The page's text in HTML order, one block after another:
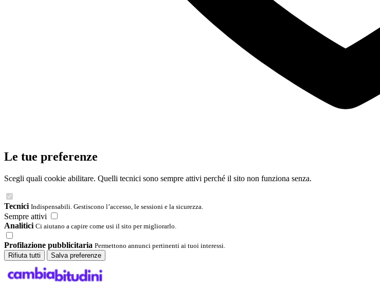
Le tue preferenze
Scegli quali cookie abilitare. Quelli tecnici sono sempre attivi perché il sito non funziona senza.
Tecnici Indispensabili. Gestiscono l’accesso, le sessioni e la sicurezza.
Sempre attivi
Analitici Ci aiutano a capire come usi il sito per migliorarlo.
Profilazione pubblicitaria Permettono annunci pertinenti ai tuoi interessi.
Rifiuta tutti
Salva preferenze